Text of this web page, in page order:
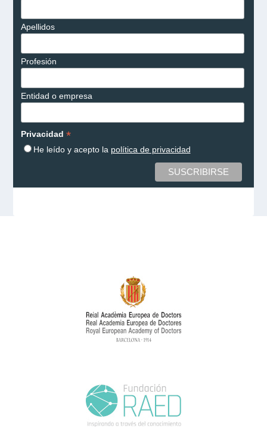
Apellidos
Profesión
Entidad o empresa
Privacidad *
He leído y acepto la política de privacidad